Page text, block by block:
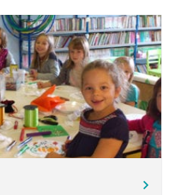
chevron_right